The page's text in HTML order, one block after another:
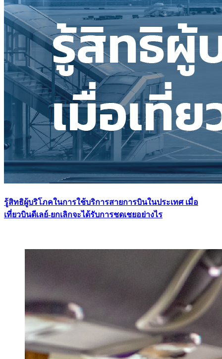
รู้สิทธิผู้บริโภคในการใช้บริการสายการบินในประเทศ เมื่อ
เที่ยวบินดีเลย์-ยกเลิกจะได้รับการชดเชยอย่างไร